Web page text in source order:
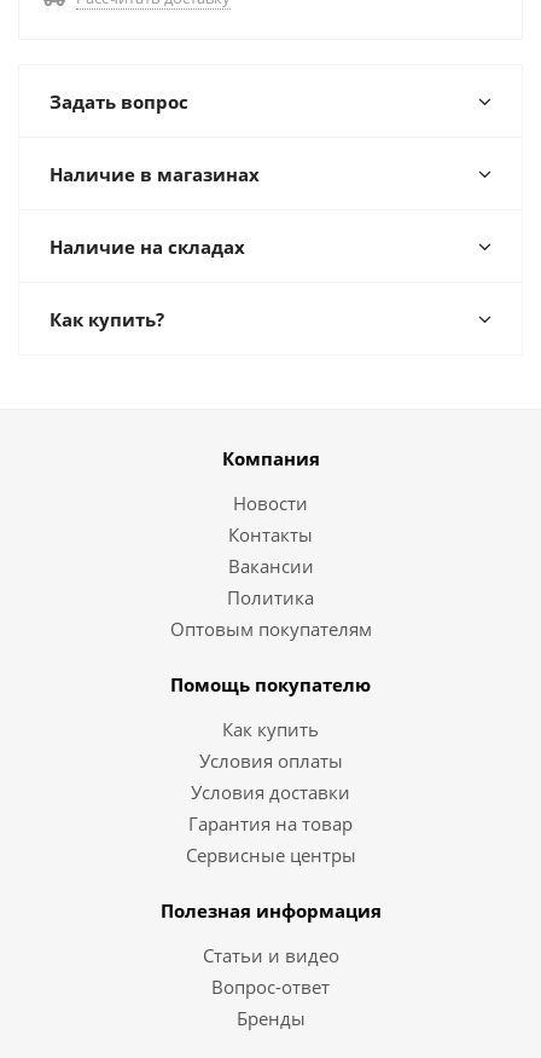
Задать вопрос
Наличие в магазинах
Наличие на складах
Как купить?
Компания
Новости
Контакты
Вакансии
Политика
Оптовым покупателям
Помощь покупателю
Как купить
Условия оплаты
Условия доставки
Гарантия на товар
Сервисные центры
Полезная информация
Статьи и видео
Вопрос-ответ
Бренды